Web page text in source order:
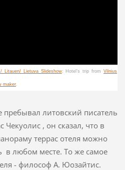
Litauen/ Lietuva Slideshow: Hotel’s trip from Vilnius
maker.
пребывал литовский писатель
Чекуолис , он сказал, что в
террас отеля можно
в любом месте. То же самое
- философ А. Юозайтис.